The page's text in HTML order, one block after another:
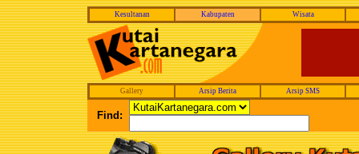
Kesultanan Kabupaten Wisata
Gallery Arsip Berita Arsip SMS
Find: